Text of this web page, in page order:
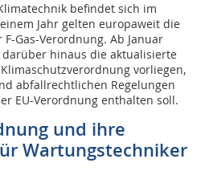
befindet sich im
Jahr gelten europaweit die
Gas-Verordnung. Ab Januar
hinaus die aktualisierte
vorliegen,
abfallrechtlichen Regelungen
EU-Verordnung enthalten soll.
und ihre
Wartungstechniker